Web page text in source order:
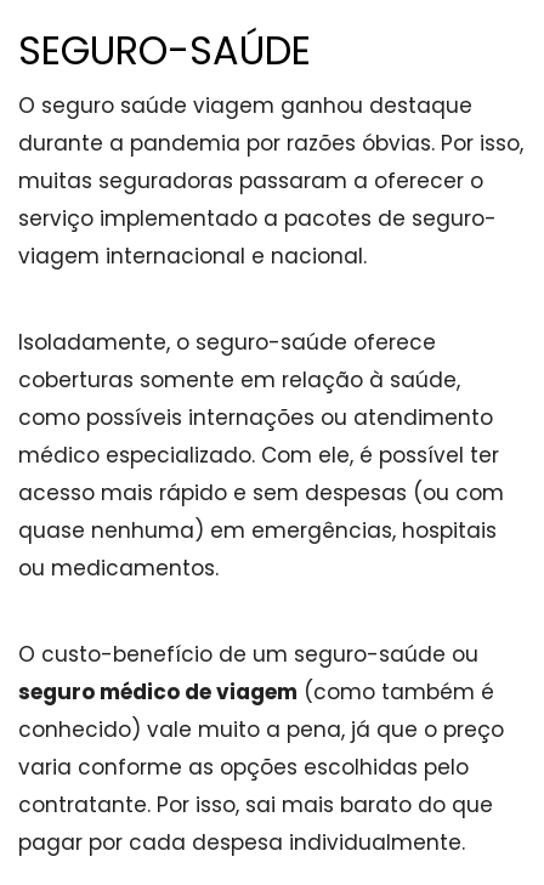
SEGURO-SAÚDE
O seguro saúde viagem ganhou destaque
durante a pandemia por razões óbvias. Por isso,
muitas seguradoras passaram a oferecer o
serviço implementado a pacotes de seguro-
viagem internacional e nacional.
Isoladamente, o seguro-saúde oferece
coberturas somente em relação à saúde,
como possíveis internações ou atendimento
médico especializado. Com ele, é possível ter
acesso mais rápido e sem despesas (ou com
quase nenhuma) em emergências, hospitais
ou medicamentos.
O custo-benefício de um seguro-saúde ou
seguro médico de viagem (como também é
conhecido) vale muito a pena, já que o preço
varia conforme as opções escolhidas pelo
contratante. Por isso, sai mais barato do que
pagar por cada despesa individualmente.